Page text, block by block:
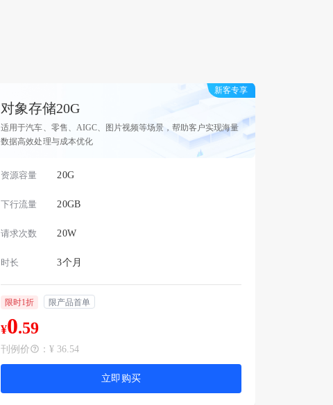
新客专享
对象存储20G
适用于汽车、零售、AIGC、图片视频等场景，帮助客户实现海量
数据高效处理与成本优化
资源容量 20G
下行流量 20GB
请求次数 20W
时长 3个月
限时1折 限产品首单
¥0.59
刊例价 ：¥ 36.54
立即购买